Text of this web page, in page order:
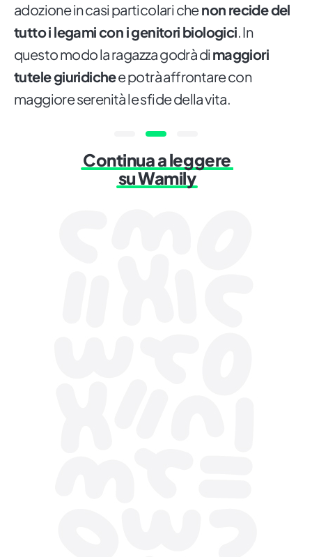
adozione in casi particolari chenon recide del
tutto i legami con i genitori biologici. In
questo modo la ragazza godrà di maggiori
tutele giuridichee potrà affrontare con
maggiore serenità le sfide della vita.
Continua a leggere
su Wamily